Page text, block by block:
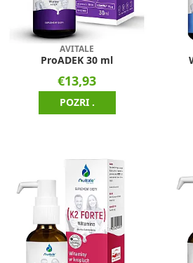
AVITALE
ProADEK 30 ml
€13,93
POZRI .